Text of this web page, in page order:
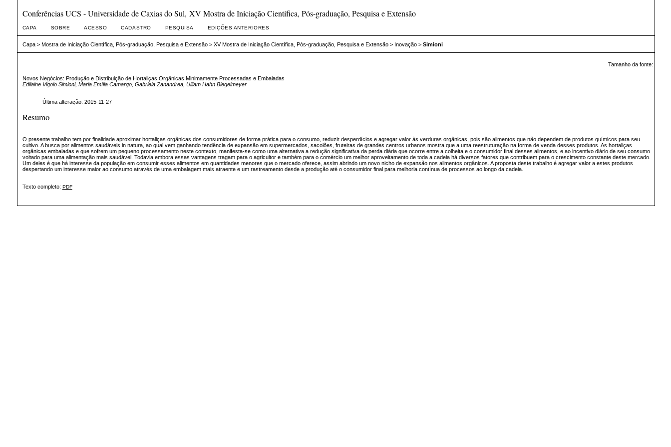
Conferências UCS - Universidade de Caxias do Sul, XV Mostra de Iniciação Científica, Pós-graduação, Pesquisa e Extensão
CAPA SOBRE ACESSO CADASTRO PESQUISA EDIÇÕES ANTERIORES
Capa> Mostra de Iniciação Científica, Pós-graduação, Pesquisa e Extensão> XV Mostra de Iniciação Científica, Pós-graduação, Pesquisa e Extensão> Inovação> Simioni
Tamanho da fonte:
Novos Negócios: Produção e Distribuição de Hortaliças Orgânicas Minimamente Processadas e Embaladas
Edilaine Vigolo Simioni, Maria Emília Camargo, Gabriela Zanandrea, Uiliam Hahn Biegelmeyer
Última alteração: 2015-11-27
Resumo
O presente trabalho tem por finalidade aproximar hortaliças orgânicas dos consumidores de forma prática para o consumo, reduzir desperdícios e agregar valor às verduras orgânicas, pois são alimentos que não dependem de produtos químicos para seu
cultivo. A busca por alimentos saudáveis in natura, ao qual vem ganhando tendência de expansão em supermercados, sacolões, fruteiras de grandes centros urbanos mostra que a uma reestruturação na forma de venda desses produtos. As hortaliças
orgânicas embaladas e que sofrem um pequeno processamento neste contexto, manifesta-se como uma alternativa a redução significativa da perda diária que ocorre entre a colheita e o consumidor final desses alimentos, e ao incentivo diário de seu consumo
voltado para uma alimentação mais saudável. Todavia embora essas vantagens tragam para o agricultor e também para o comércio um melhor aproveitamento de toda a cadeia há diversos fatores que contribuem para o crescimento constante deste mercado.
Um deles é que há interesse da população em consumir esses alimentos em quantidades menores que o mercado oferece, assim abrindo um novo nicho de expansão nos alimentos orgânicos. A proposta deste trabalho é agregar valor a estes produtos
despertando um interesse maior ao consumo através de uma embalagem mais atraente e um rastreamento desde a produção até o consumidor final para melhoria contínua de processos ao longo da cadeia.
Texto completo: PDF